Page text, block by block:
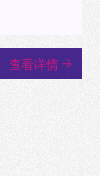
查看详情